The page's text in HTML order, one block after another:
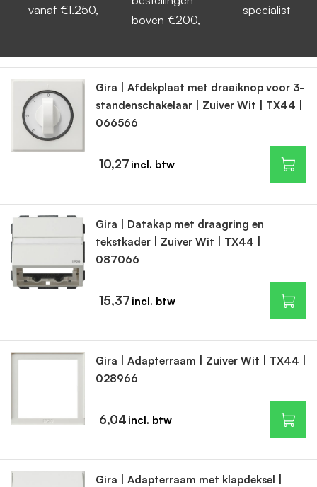
vanaf €1.250,-
boven €200,-
specialist
Gira | Afdekplaat met draaiknop voor 3-
standenschakelaar | Zuiver Wit | TX44 |
066566
10,27
Gira | Datakap met draagring en
tekstkader | Zuiver Wit | TX44 |
087066
15,37
Gira | Adapterraam | Zuiver Wit | TX44 |
028966
6,04
Gira | Adapterraam met klapdeksel |